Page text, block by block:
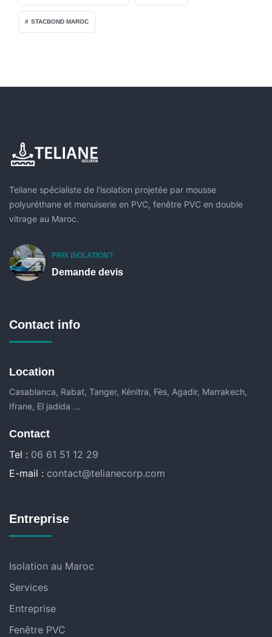
STACBOND MAROC
Teliane spécialiste de l’isolation projetée par mousse
polyuréthane et menuiserie en PVC, fenêtre PVC en double
vitrage au Maroc.
PRIX ISOLATION?
Demande devis
Contact info
Location
Casablanca, Rabat, Tanger, Kénitra, Fès, Agadir, Marrakech,
Ifrane, El jadida ...
Contact
Tel : 06 61 51 12 29
E-mail : contact@telianecorp.com
Entreprise
Isolation au Maroc
Services
Entreprise
Fenêtre PVC